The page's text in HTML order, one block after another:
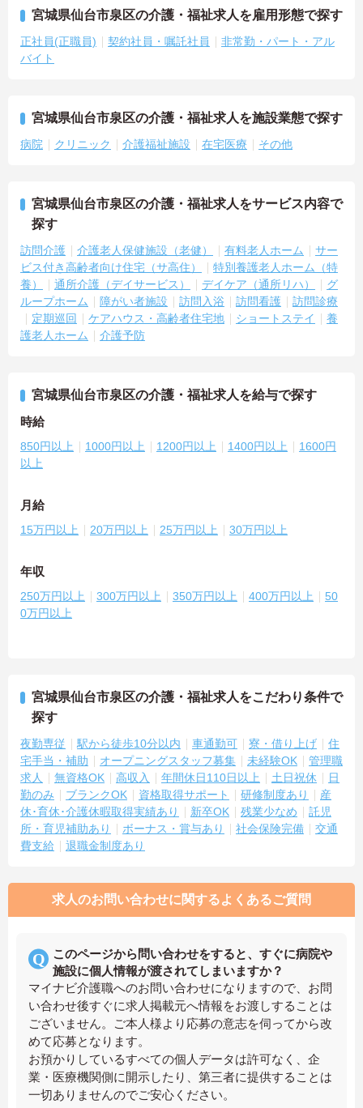
宮城県仙台市泉区の介護・福祉求人を雇用形態で探す
正社員(正職員) 契約社員・嘱託社員
非常勤・パート・アル
バイト
宮城県仙台市泉区の介護・福祉求人を施設業態で探す
病院 クリニック 介護福祉施設 在宅医療 その他
宮城県仙台市泉区の介護・福祉求人をサービス内容で
探す
訪問介護 介護老人保健施設（老健） 有料老人ホーム
サー
ビス付き高齢者向け住宅（サ高住）
特別養護老人ホーム（特
養）
通所介護（デイサービス） デイケア（通所リハ）
グ
ループホーム
障がい者施設 訪問入浴 訪問看護
訪問診療
定期巡回
ケアハウス・高齢者住宅地 ショートステイ
養
護老人ホーム
介護予防
宮城県仙台市泉区の介護・福祉求人を給与で探す
時給
850円以上 1000円以上 1200円以上 1400円以上
1600円
以上
月給
15万円以上 20万円以上 25万円以上 30万円以上
年収
250万円以上 300万円以上 350万円以上 400万円以上
50
0万円以上
宮城県仙台市泉区の介護・福祉求人をこだわり条件で
探す
夜勤専従 駅から徒歩10分以内 車通勤可 寮・借り上げ
住
宅手当・補助
オープニングスタッフ募集 未経験OK
管理職
求人
無資格OK 高収入 年間休日110日以上 土日祝休
日
勤のみ
ブランクOK 資格取得サポート 研修制度あり
産
休･育休･介護休暇取得実績あり
新卒OK 残業少なめ
託児
所・育児補助あり
ボーナス・賞与あり 社会保険完備
交通
費支給
退職金制度あり
求人のお問い合わせに関するよくあるご質問
このページから問い合わせをすると、すぐに病院や
施設に個人情報が渡されてしまいますか？
マイナビ介護職へのお問い合わせになりますので、お問
い合わせ後すぐに求人掲載元へ情報をお渡しすることは
ございません。ご本人様より応募の意志を伺ってから改
めて応募となります。
お預かりしているすべての個人データは許可なく、企
業・医療機関側に開示したり、第三者に提供することは
一切ありませんのでご安心ください。